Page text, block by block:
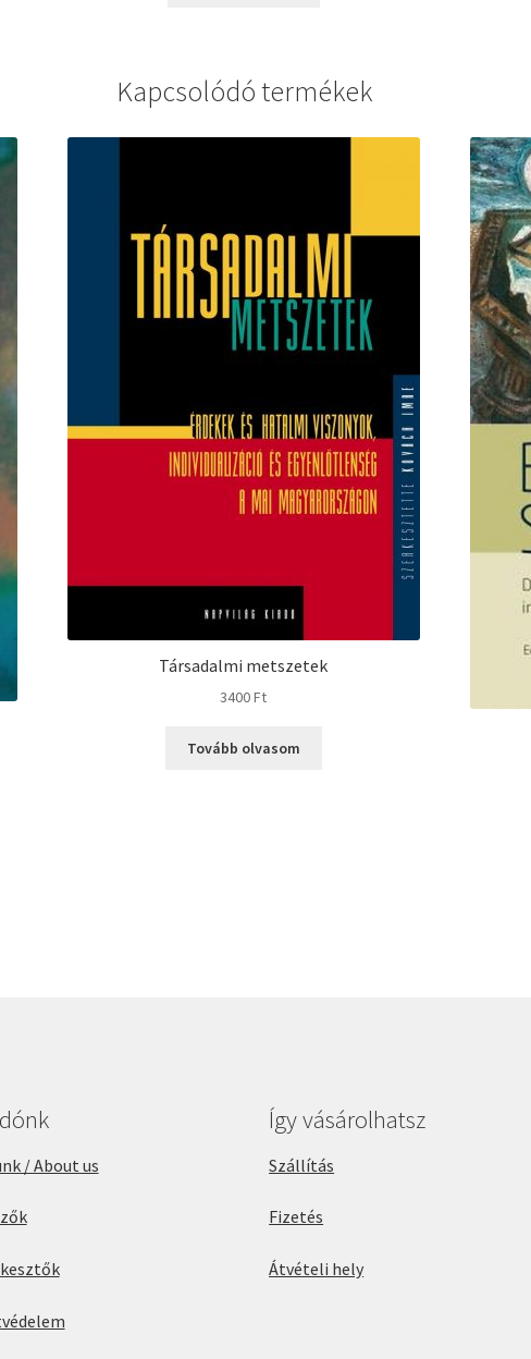
Kapcsolódó termékek
Társadalmi metszetek
3400Ft
Tovább olvasom
/ About us
Így vásárolhatsz
Szállítás
Fizetés
Átvételi hely